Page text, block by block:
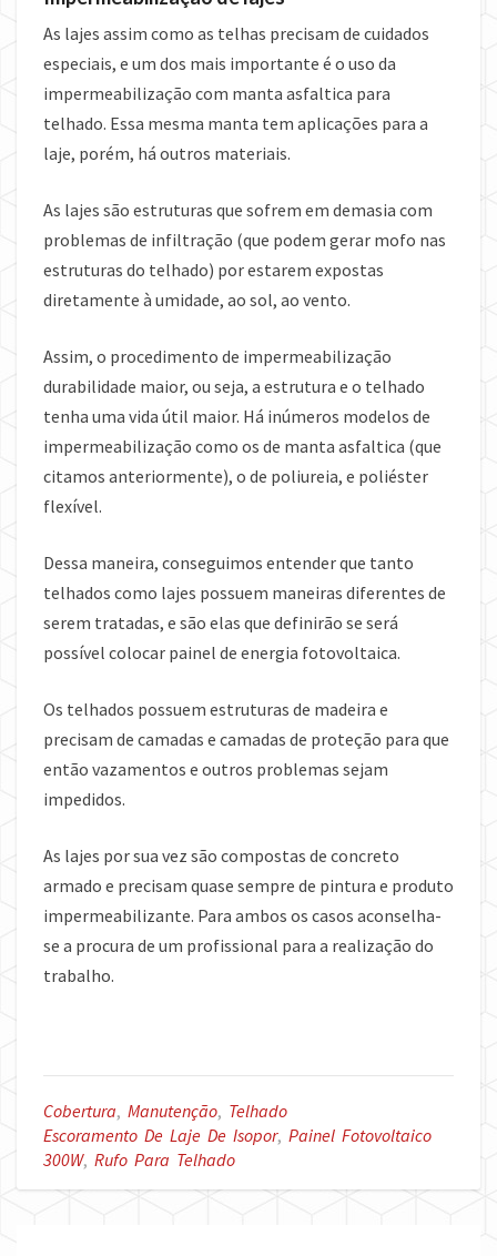
As lajes assim como as telhas precisam de cuidados
especiais, e um dos mais importante é o uso da
impermeabilização com manta asfaltica para
telhado. Essa mesma manta tem aplicações para a
laje, porém, há outros materiais.
As lajes são estruturas que sofrem em demasia com
problemas de infiltração (que podem gerar mofo nas
estruturas do telhado) por estarem expostas
diretamente à umidade, ao sol, ao vento.
Assim, o procedimento de impermeabilização
durabilidade maior, ou seja, a estrutura e o telhado
tenha uma vida útil maior. Há inúmeros modelos de
impermeabilização como os de manta asfaltica (que
citamos anteriormente), o de poliureia, e poliéster
flexível.
Dessa maneira, conseguimos entender que tanto
telhados como lajes possuem maneiras diferentes de
serem tratadas, e são elas que definirão se será
possível colocar painel de energia fotovoltaica.
Os telhados possuem estruturas de madeira e
precisam de camadas e camadas de proteção para que
então vazamentos e outros problemas sejam
impedidos.
As lajes por sua vez são compostas de concreto
armado e precisam quase sempre de pintura e produto
impermeabilizante. Para ambos os casos aconselha-
se a procura de um profissional para a realização do
trabalho.
Cobertura, Manutenção, Telhado
Escoramento De Laje De Isopor, Painel Fotovoltaico
300W, Rufo Para Telhado